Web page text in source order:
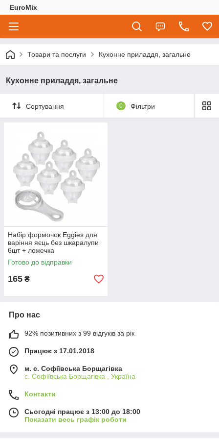
EuroMix
Товари та послуги Кухонне приладдя, загальне
Кухонне приладдя, загальне
Сортування 0 Фільтри
Набір формочок Eggies для
варіння яєць без шкаралупи
6шт + ложечка
Готово до відправки
165 ₴
Про нас
92% позитивних з 99 відгуків за рік
Працює з 17.01.2018
м. c. Софіївська Борщагівка
c. Софіївська Борщагівка , Україна
Контакти
Сьогодні працює з 13:00 до 18:00
Показати весь графік роботи